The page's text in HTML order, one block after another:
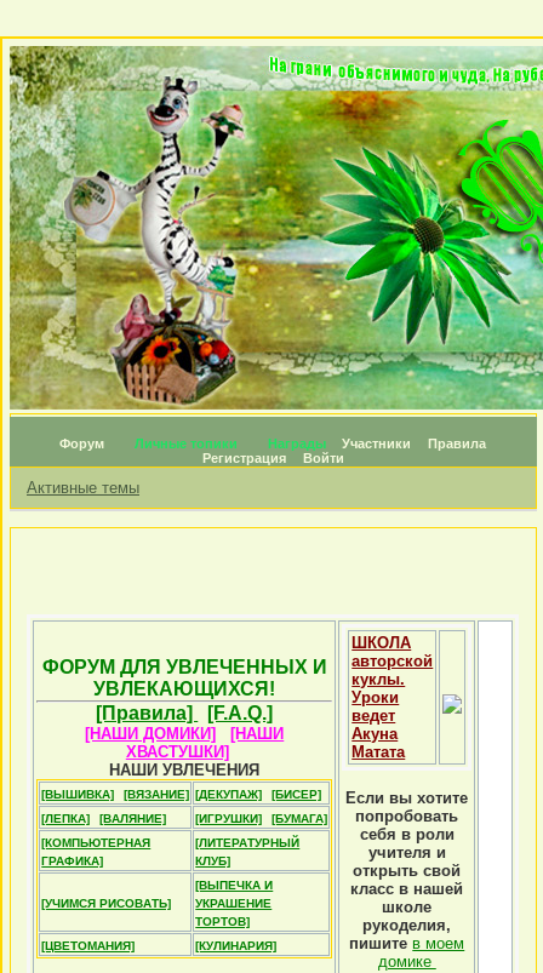
Форум Личные топики Награды Участники
Правила
Регистрация
Войти
Активные темы
ФОРУМ ДЛЯ УВЛЕЧЕННЫХ И
УВЛЕКАЮЩИХСЯ!
[Правила]
[F.A.Q.]
[НАШИ ДОМИКИ]
[НАШИ
ХВАСТУШКИ]
НАШИ УВЛЕЧЕНИЯ
[ВЫШИВКА] [ВЯЗАНИЕ] [ДЕКУПАЖ]
[БИСЕР]
[ЛЕПКА]
[ВАЛЯНИЕ] [ИГРУШКИ]
[БУМАГА]
[КОМПЬЮТЕРНАЯ
ГРАФИКА]
[ЛИТЕРАТУРНЫЙ
КЛУБ]
[УЧИМСЯ РИСОВАТЬ]
[ВЫПЕЧКА И
УКРАШЕНИЕ
ТОРТОВ]
[ЦВЕТОМАНИЯ]
[КУЛИНАРИЯ]
ШКОЛА
авторской
куклы.
Уроки
ведет
Акуна
Матата
Если вы хотите
попробовать
себя в роли
учителя и
открыть свой
класс в нашей
школе
рукоделия,
пишите в моем
домике